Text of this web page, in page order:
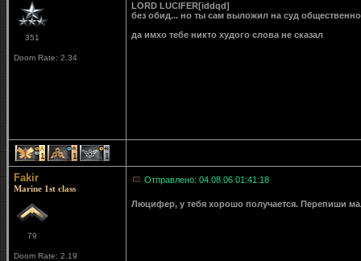
351
Doom Rate: 2.34
LORD LUCIFER[iddqd]
без обид... но ты сам выложил на суд
да имхо тебе никто худого слова не сказал
1 1 1
Fakir
Marine 1st class
79
Doom Rate: 2.19
Отправлено: 04.08.06 01:41:18
Люцифер, у тебя хорошо получается. Перепиши